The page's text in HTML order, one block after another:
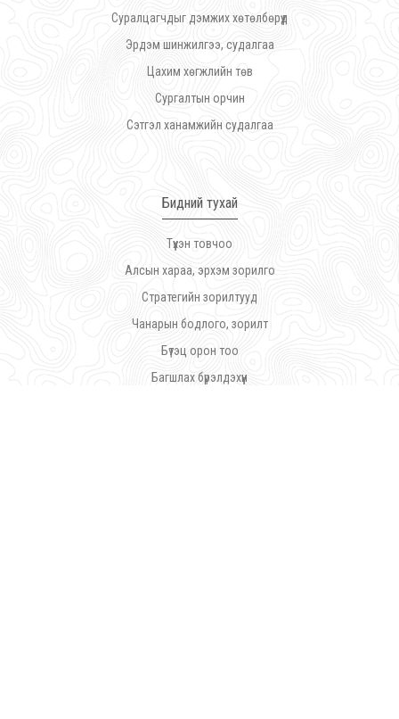
Суралцагчдыг дэмжих хөтөлбөрүүд
Эрдэм шинжилгээ, судалгаа
Цахим хөгжлийн төв
Сургалтын орчин
Сэтгэл ханамжийн судалгаа
Бидний тухай
Түүхэн товчоо
Алсын хараа, эрхэм зорилго
Стратегийн зорилтууд
Чанарын бодлого, зорилт
Бүтэц орон тоо
Багшлах бүрэлдэхүүн